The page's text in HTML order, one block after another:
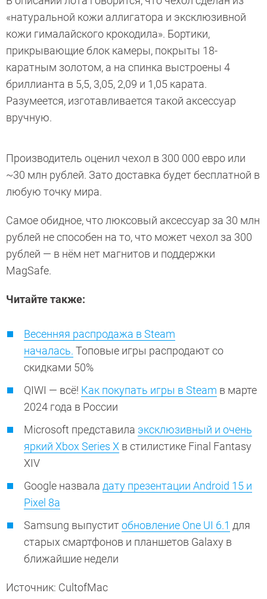
«натуральной кожи аллигатора и эксклюзивной
кожи гималайского крокодила». Бортики,
прикрывающие блок камеры, покрыты 18-
каратным золотом, а на спинка выстроены 4
бриллианта в 5,5, 3,05, 2,09 и 1,05 карата.
Разумеется, изготавливается такой аксессуар
вручную.
Производитель оценил чехол в 300 000 евро или
~30 млн рублей. Зато доставка будет бесплатной в
любую точку мира.
Самое обидное, что люксовый аксессуар за 30 млн
рублей не способен на то, что может чехол за 300
рублей — в нём нет магнитов и поддержки
MagSafe.
Читайте также:
Весенняя распродажа в Steam
началась. Топовые игры распродают со
скидками 50%
QIWI — всё! Как покупать игры в Steam в марте
2024 года в России
Microsoft представила эксклюзивный и очень
яркий Xbox Series X в стилистике Final Fantasy
XIV
Google назвала дату презентации Android 15 и
Pixel 8a
Samsung выпуститобновление One UI 6.1 для
старых смартфонов и планшетов Galaxy в
ближайшие недели
Источник: CultofMac